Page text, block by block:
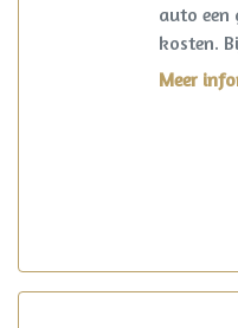
auto een
kosten.
Meer